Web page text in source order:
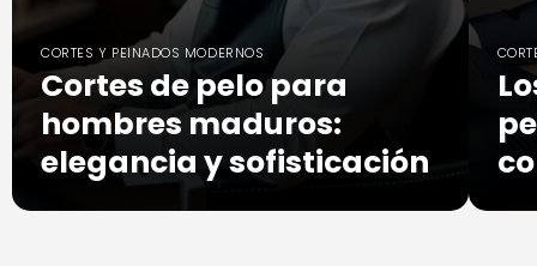
CORTES Y PEINADOS MODERNOS
Cortes de pelo para
hombres maduros:
elegancia y sofisticación